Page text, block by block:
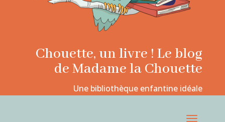
Chouette, un livre ! Le blog
de Madame la Chouette
Une bibliothèque enfantine idéale